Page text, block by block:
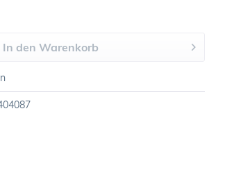
In den Warenkorb